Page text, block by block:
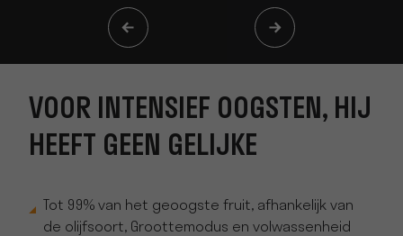
VOOR INTENSIEF OOGSTEN, HIJ
HEEFT GEEN GELIJKE
Tot 99% van het geoogste fruit, afhankelijk van
de olijfsoort, Groottemodus en volwassenheid